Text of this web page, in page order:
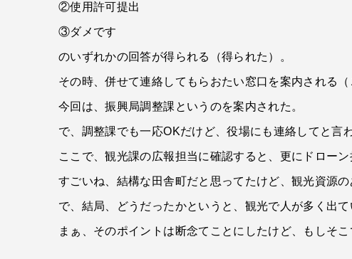
②使用許可提出
③ダメです
のいずれかの回答が得られる（得られた）。
その時、併せて連絡してもらおたい窓口を案内される（
今回は、振興局調整課というのを案内された。
で、調整課でも一応OKだけど、役場にも連絡してと言
ここで、観光課の広報担当に確認すると、更にドロー
すごいね、結構な田舎町だと思ってたけど、観光資源
で、結局、どうだったかというと、観光で人が多く出
まぁ、そのポイントは断念てことにしたけど、もしそ